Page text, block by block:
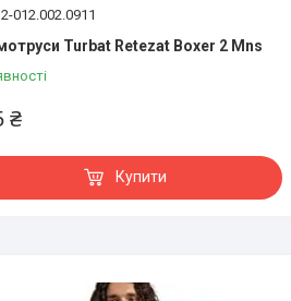
2-012.002.0911
Turbat Retezat Boxer 2 Mns
₴
Купити